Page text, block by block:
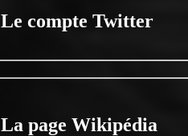
Le compte Twitter
La page Wikipédia